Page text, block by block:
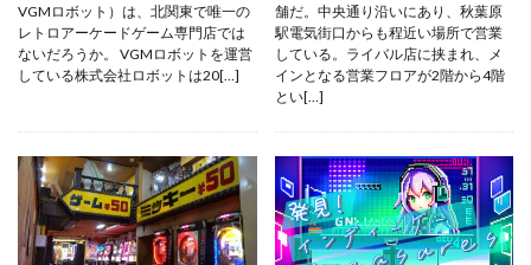
VGMロボット）は、北関東で唯一の
レトロアーケードゲーム専門店では
ないだろうか。 VGMロボットを運営
している株式会社ロボットは20[…]
舗だ。中央通り沿いにあり、秋葉原
駅電気街口からも程近い場所で営業
している。ライバル店に挟まれ、メ
インとなる営業フロアが2階から4階
とい[…]